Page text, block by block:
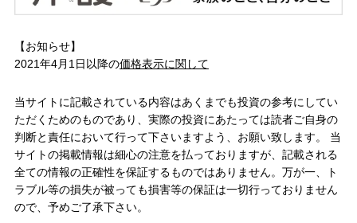
【お知らせ】
2021年4月1日以降の価格表示に関して
当サイトに記載されている内容はあくまでも投資の参考にしてい
ただくためのものであり、実際の投資にあたっては読者ご自身の
判断と責任において行って下さいますよう、お願い致します。 当
サイトの掲載情報は細心の注意を払っておりますが、記載される
全ての情報の正確性を保証するものではありません。万が一、ト
ラブル等の損失が被っても損害等の保証は一切行っておりません
ので、予めご了承下さい。